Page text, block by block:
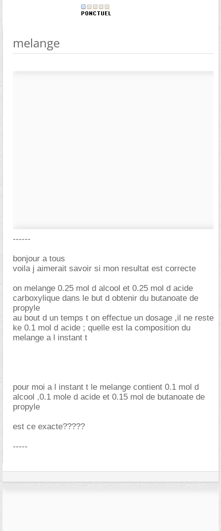
melange
------
bonjour a tous
voila j aimerait savoir si mon resultat est correcte
on melange 0.25 mol d alcool et 0.25 mol d acide
carboxylique dans le but d obtenir du butanoate de
propyle
au bout d un temps t on effectue un dosage ,il ne reste
ke 0.1 mol d acide ; quelle est la composition du
melange a l instant t
pour moi a l instant t le melange contient 0.1 mol d
alcool ,0.1 mole d acide et 0.15 mol de butanoate de
propyle
est ce exacte?????
-----